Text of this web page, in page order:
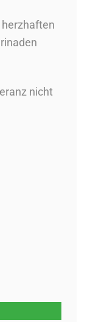
herzhaften
nicht